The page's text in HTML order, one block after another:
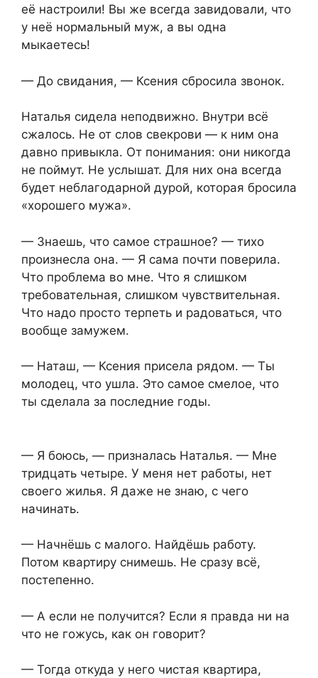
её настроили! Вы же всегда завидовали, что
у неё нормальный муж, а вы одна
мыкаетесь!
— До свидания, — Ксения сбросила звонок.
Наталья сидела неподвижно. Внутри всё
сжалось. Не от слов свекрови — к ним она
давно привыкла. От понимания: они никогда
не поймут. Не услышат. Для них она всегда
будет неблагодарной дурой, которая бросила
«хорошего мужа».
— Знаешь, что самое страшное? — тихо
произнесла она. — Я сама почти поверила.
Что проблема во мне. Что я слишком
требовательная, слишком чувствительная.
Что надо просто терпеть и радоваться, что
вообще замужем.
— Наташ, — Ксения присела рядом. — Ты
молодец, что ушла. Это самое смелое, что
ты сделала за последние годы.
— Я боюсь, — призналась Наталья. — Мне
тридцать четыре. У меня нет работы, нет
своего жилья. Я даже не знаю, с чего
начинать.
— Начнёшь с малого. Найдёшь работу.
Потом квартиру снимешь. Не сразу всё,
постепенно.
— А если не получится? Если я правда ни на
что не гожусь, как он говорит?
— Тогда откуда у него чистая квартира,